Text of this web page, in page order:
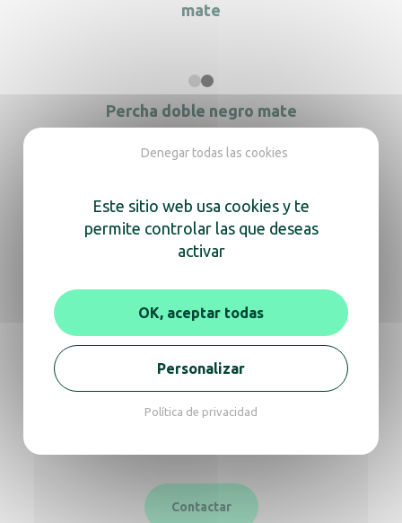
mate
Percha doble negro mate
Estamos aquí
para ayudarte
producto o consejos de expertos,
Contactar
Este sitio web usa cookies y te
permite controlar las que deseas
activar
OK, aceptar todas
Denegar todas las cookies
Personalizar
Política de privacidad